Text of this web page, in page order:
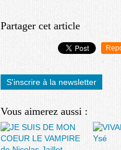
Partager cet article
S'inscrire à la newsletter
Vous aimerez aussi :